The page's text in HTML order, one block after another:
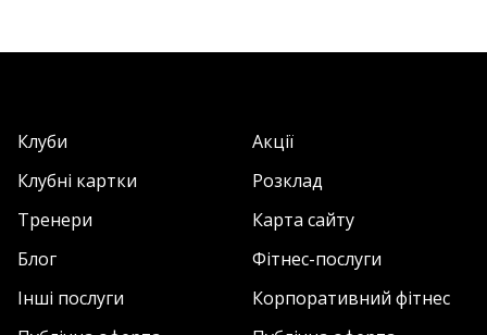
Клуби
Акції
Клубні картки
Розклад
Тренери
Карта сайту
Блог
Фітнес-послуги
Інші послуги
Корпоративний фітнес